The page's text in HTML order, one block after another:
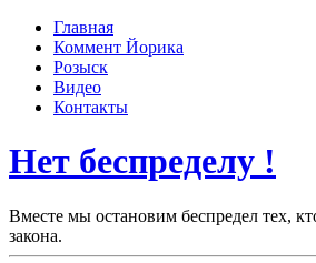
Главная
Коммент Йорика
Розыск
Видео
Контакты
Нет беспределу !
Вместе мы остановим беспредел тех,
закона.